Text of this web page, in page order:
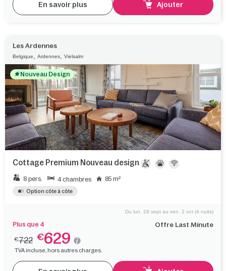
En savoir plus Ajouter
Les Ardennes
Belgique, Ardennes, Vielsalm
Nouveau Design
Cottage Premium Nouveau design
8 pers. 4 chambres 85 m²
Option côte à côte
Plus que 4 Offre Last Minute
Du lun. 28 sept au ven. 2 oct (4 nuits)
€722 €629
TVA incluse, hors autres charges.